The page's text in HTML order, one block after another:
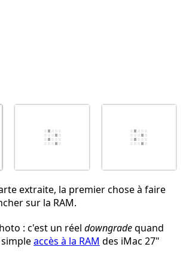
extraite, la premier chose à faire
sur la RAM.
: c'est un réel downgradequand
accès à la RAM des iMac 27"